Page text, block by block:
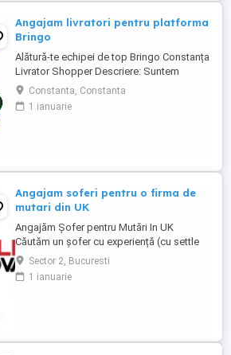
responsabile ...
Angajam livratori pentru platforma
Bringo
Alătură-te echipei de top Bringo Constanța
Livrator Shopper Descriere: Suntem
echipa de top Bringo din Constanța,
fruntași la număr de comenzi, target-uri
atinse și tips-uri primite de la clienți. Acum
Constanta, Constanta
1 ianuarie
Angajam soferi pentru o firma de
mutari din UK
Angajăm Șofer pentru Mutări In UK
Căutăm un șofer cu experiență (cu settle
sau pre-settle status în UK), serios,
punctual și cu responsabilitate. Dacă știi
să conduci bine, să ai grijă de marfa
Sector 2, Bucuresti
1 ianuarie